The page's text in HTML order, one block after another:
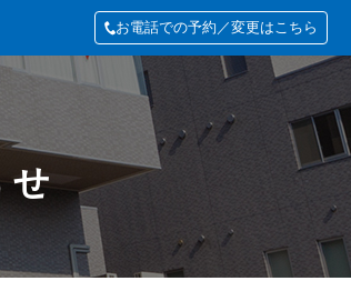
お電話での予約／変更はこちら
せ